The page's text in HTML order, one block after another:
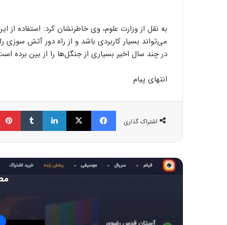
به نقل از وزارت علوم، وی خاطرنشان کرد: استفاده
می‌تواند بسیار کاربردی باشد و از راه دور آتش
در چند سال اخیر بسیاری از جنگل‌ها را از بین برده
انتهای پیام
اشتراک گذاری
فیسبوک ایکس لینکداین تامبلر